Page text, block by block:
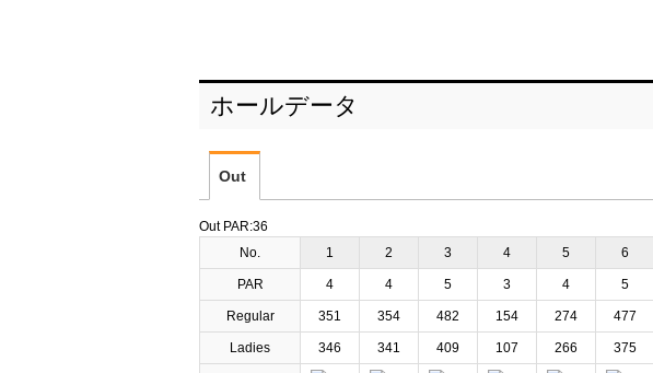
ホールデータ
Out
Out PAR:36
No.
1 2 3 4 5 6
PAR 4 4 5 3 4 5
Regular 351 354 482 154 274 477
Ladies 346 341 409 107 266 375